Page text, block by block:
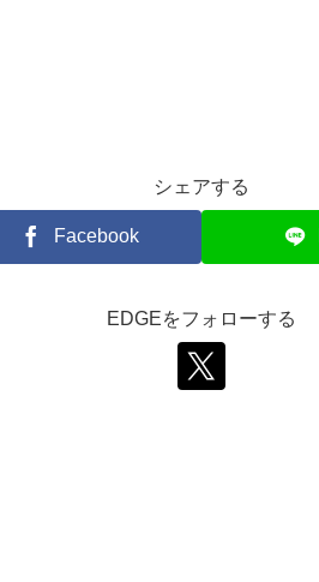
シェアする
Facebook
EDGEをフォローする